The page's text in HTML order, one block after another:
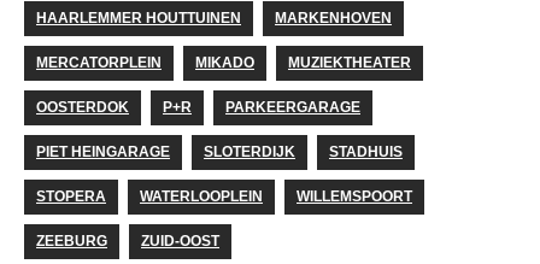
HAARLEMMER HOUTTUINEN MARKENHOVEN
MERCATORPLEIN MIKADO MUZIEKTHEATER
OOSTERDOK P+R PARKEERGARAGE
PIET HEINGARAGE SLOTERDIJK STADHUIS
STOPERA WATERLOOPLEIN WILLEMSPOORT
ZEEBURG ZUID-OOST